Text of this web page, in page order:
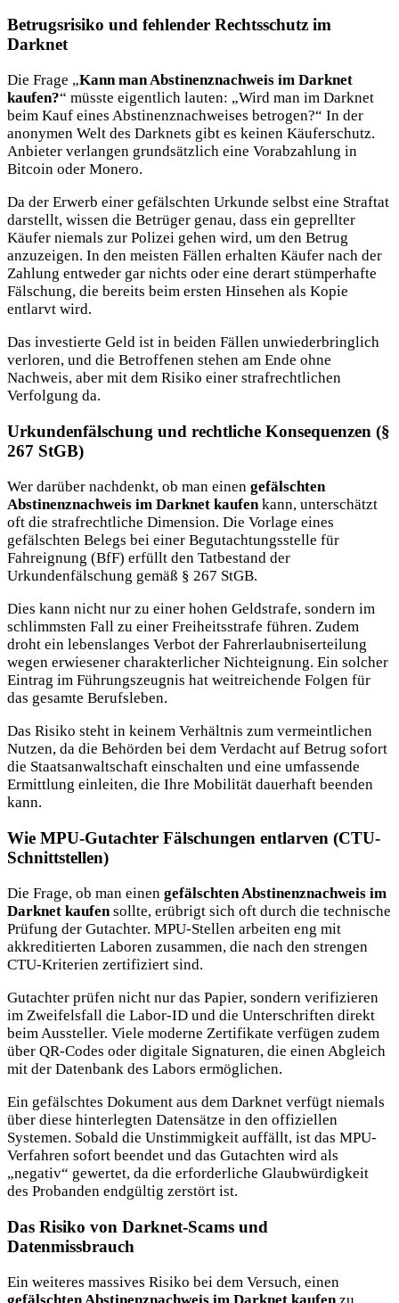
Betrugsrisiko und fehlender Rechtsschutz im
Darknet
Die Frage „Kann man Abstinenznachweis im Darknet
kaufen?“ müsste eigentlich lauten: „Wird man im Darknet
beim Kauf eines Abstinenznachweises betrogen?“ In der
anonymen Welt des Darknets gibt es keinen Käuferschutz.
Anbieter verlangen grundsätzlich eine Vorabzahlung in
Bitcoin oder Monero.
Da der Erwerb einer gefälschten Urkunde selbst eine Straftat
darstellt, wissen die Betrüger genau, dass ein geprellter
Käufer niemals zur Polizei gehen wird, um den Betrug
anzuzeigen. In den meisten Fällen erhalten Käufer nach der
Zahlung entweder gar nichts oder eine derart stümperhafte
Fälschung, die bereits beim ersten Hinsehen als Kopie
entlarvt wird.
Das investierte Geld ist in beiden Fällen unwiederbringlich
verloren, und die Betroffenen stehen am Ende ohne
Nachweis, aber mit dem Risiko einer strafrechtlichen
Verfolgung da.
Urkundenfälschung und rechtliche Konsequenzen (§
267 StGB)
Wer darüber nachdenkt, ob man einen gefälschten
Abstinenznachweis im Darknet kaufenkann, unterschätzt
oft die strafrechtliche Dimension. Die Vorlage eines
gefälschten Belegs bei einer Begutachtungsstelle für
Fahreignung (BfF) erfüllt den Tatbestand der
Urkundenfälschung gemäß § 267 StGB.
Dies kann nicht nur zu einer hohen Geldstrafe, sondern im
schlimmsten Fall zu einer Freiheitsstrafe führen. Zudem
droht ein lebenslanges Verbot der Fahrerlaubniserteilung
wegen erwiesener charakterlicher Nichteignung. Ein solcher
Eintrag im Führungszeugnis hat weitreichende Folgen für
das gesamte Berufsleben.
Das Risiko steht in keinem Verhältnis zum vermeintlichen
Nutzen, da die Behörden bei dem Verdacht auf Betrug sofort
die Staatsanwaltschaft einschalten und eine umfassende
Ermittlung einleiten, die Ihre Mobilität dauerhaft beenden
kann.
Wie MPU-Gutachter Fälschungen entlarven (CTU-
Schnittstellen)
Die Frage, ob man einen gefälschten Abstinenznachweis im
Darknet kaufensollte, erübrigt sich oft durch die technische
Prüfung der Gutachter. MPU-Stellen arbeiten eng mit
akkreditierten Laboren zusammen, die nach den strengen
CTU-Kriterien zertifiziert sind.
Gutachter prüfen nicht nur das Papier, sondern verifizieren
im Zweifelsfall die Labor-ID und die Unterschriften direkt
beim Aussteller. Viele moderne Zertifikate verfügen zudem
über QR-Codes oder digitale Signaturen, die einen Abgleich
mit der Datenbank des Labors ermöglichen.
Ein gefälschtes Dokument aus dem Darknet verfügt niemals
über diese hinterlegten Datensätze in den offiziellen
Systemen. Sobald die Unstimmigkeit auffällt, ist das MPU-
Verfahren sofort beendet und das Gutachten wird als
„negativ“ gewertet, da die erforderliche Glaubwürdigkeit
des Probanden endgültig zerstört ist.
Das Risiko von Darknet-Scams und
Datenmissbrauch
Ein weiteres massives Risiko bei dem Versuch, einen